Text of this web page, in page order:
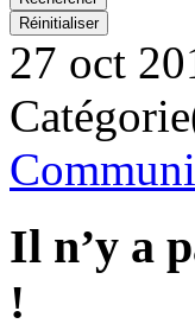
27 oct
Il n’y a
!